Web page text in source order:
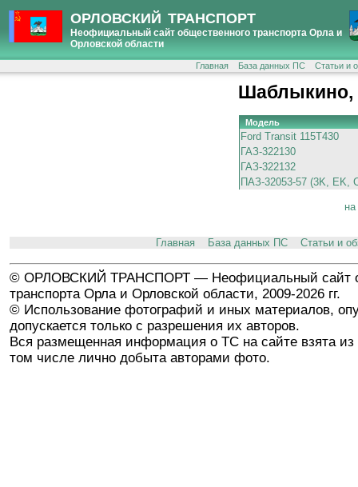
ОРЛОВСКИЙ ТРАНСПОРТ
Неофициальный сайт общественного транспорта Орла и
Орловской области
Главная База данных ПС Статьи и
Шаблыкино,
Модель
Ford Transit 115T430
ГАЗ-322130
ГАЗ-322132
ПАЗ-32053-57 (3K, EK,
Главная База данных ПС Статьи и
© ОРЛОВСКИЙ ТРАНСПОРТ — Неофициальный сайт
транспорта Орла и Орловской области, 2009-2026 гг.
© Использование фотографий и иных материалов,
допускается только с разрешения их авторов.
Вся размещенная информация о ТС на сайте взята из
том числе лично добыта авторами фото.